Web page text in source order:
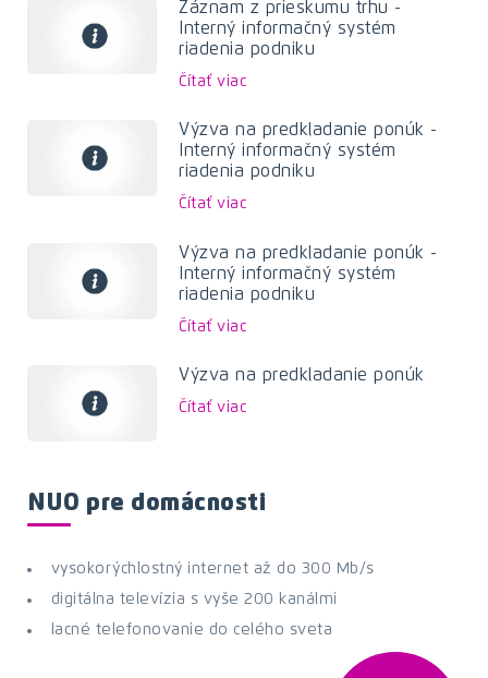
Záznam z prieskumu trhu -
Interný informačný systém
riadenia podniku
Čítať viac
Výzva na predkladanie ponúk -
Interný informačný systém
riadenia podniku
Čítať viac
Výzva na predkladanie ponúk -
Interný informačný systém
riadenia podniku
Čítať viac
Výzva na predkladanie ponúk
Čítať viac
NUO pre domácnosti
vysokorýchlostný internet až do 300 Mb/s
digitálna televízia s vyše 200 kanálmi
lacné telefonovanie do celého sveta